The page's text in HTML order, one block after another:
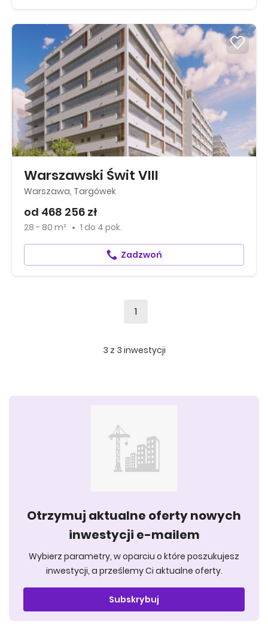
Warszawski Świt VIII
Warszawa, Targówek
od 468 256 zł
28 - 80 m² 1 do 4 pok.
Zadzwoń
1
3 z 3 inwestycji
Otrzymuj aktualne oferty nowych
inwestycji e-mailem
Wybierz parametry, w oparciu o które poszukujesz
inwestycji, a prześlemy Ci aktualne oferty.
Subskrybuj